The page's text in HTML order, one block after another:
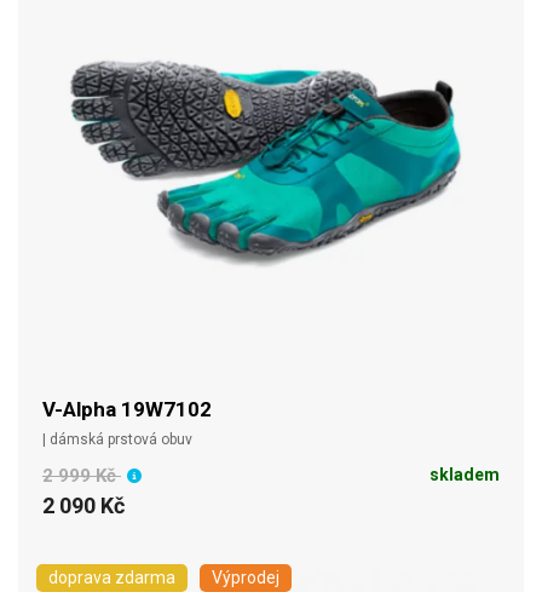
V-Alpha 19W7102
| dámská prstová obuv
2 999 Kč
2 090 Kč
skladem
doprava zdarma Výprodej